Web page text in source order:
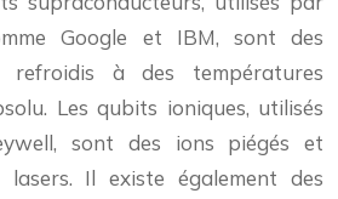
Google et IBM, sont des
refroidis à des températures
Les qubits ioniques, utilisés
sont des ions piégés et
Il existe également des